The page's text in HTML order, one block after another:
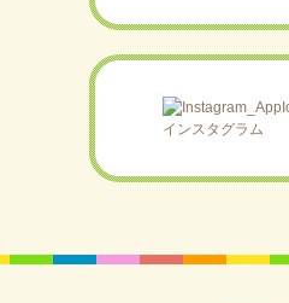
インスタグラム